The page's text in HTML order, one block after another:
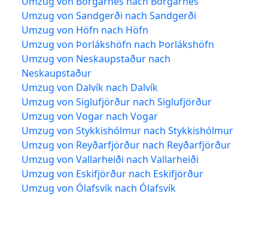
Umzug von Sandgerði nach Sandgerði
Umzug von Höfn nach Höfn
Umzug von Þorlákshöfn nach Þorlákshöfn
Umzug von Neskaupstaður nach
Neskaupstaður
Umzug von Dalvík nach Dalvík
Umzug von Siglufjörður nach Siglufjörður
Umzug von Vogar nach Vogar
Umzug von Stykkishólmur nach Stykkishólmur
Umzug von Reyðarfjörður nach Reyðarfjörður
Umzug von Vallarheiði nach Vallarheiði
Umzug von Eskifjörður nach Eskifjörður
Umzug von Ólafsvík nach Ólafsvík